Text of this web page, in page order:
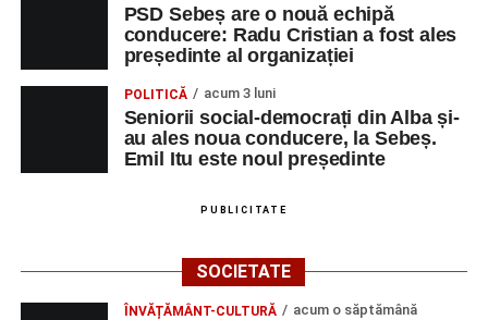
PSD Sebeș are o nouă echipă
conducere: Radu Cristian a fost ales
președinte al organizației
POLITICĂ acum 3 luni
Seniorii social-democrați din Alba și-
au ales noua conducere, la Sebeș.
Emil Itu este noul președinte
PUBLICITATE
SOCIETATE
ÎNVĂȚĂMÂNT-CULTURĂ acum o săptămână